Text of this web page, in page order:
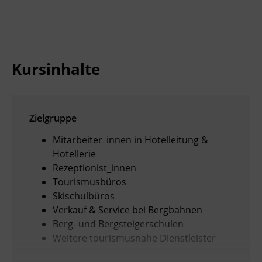
Kursinhalte
Zielgruppe
Mitarbeiter_innen in Hotelleitung &
Hotellerie
Rezeptionist_innen
Tourismusbüros
Skischulbüros
Verkauf & Service bei Bergbahnen
Berg- und Bergsteigerschulen
Weitere tourismusnahe Dienstleister